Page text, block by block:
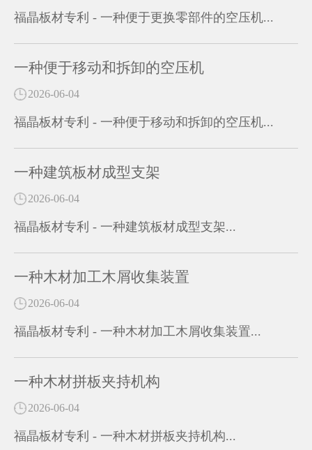
福晶板材专利 - 一种便于更换零部件的空压机...
一种便于移动和拆卸的空压机
2026-06-04
福晶板材专利 - 一种便于移动和拆卸的空压机...
一种建筑板材成型支架
2026-06-04
福晶板材专利 - 一种建筑板材成型支架...
一种木材加工木屑收集装置
2026-06-04
福晶板材专利 - 一种木材加工木屑收集装置...
一种木材拼板夹持机构
2026-06-04
福晶板材专利 - 一种木材拼板夹持机构...